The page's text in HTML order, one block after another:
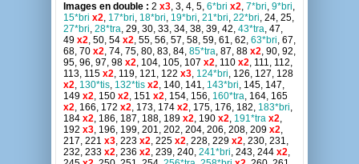
Images en double : 2 x3, 3, 4, 5, 6*bri x2, 7*bri, 9*bri,
15*bri x2, 17*bri, 18*bri, 19*bri, 21*bri, 22*bri, 24, 25,
27*bri, 28*tra, 29, 30, 33, 34, 38, 39, 42, 43*tra, 47,
49 x2, 50, 54 x2, 55, 56, 57, 58, 59, 61, 62, 63*bri, 67,
68, 70 x2, 74, 75, 80, 83, 84, 85*tra, 87, 88 x2, 90, 92,
95, 96, 97, 98 x2, 104, 105, 107 x2, 110 x2, 111, 112,
113, 115 x2, 119, 121, 122 x3, 124*bri, 126, 127, 128
x2, 130*tis, 132*tis x2, 140, 141, 143*bri, 145, 147,
149 x2, 150 x2, 151 x2, 154, 156, 160*tra, 164, 165
x2, 166, 172 x2, 173, 174 x2, 175, 176, 182, 183*bri,
184 x2, 186, 187, 188, 189 x2, 190 x2, 191*tra x2,
192 x3, 196, 199, 201, 202, 204, 206, 208, 209 x2,
217, 221 x3, 223 x2, 225 x2, 228, 229 x2, 230, 231,
232, 233 x2, 236 x2, 239, 240, 241*bri, 243, 244 x2,